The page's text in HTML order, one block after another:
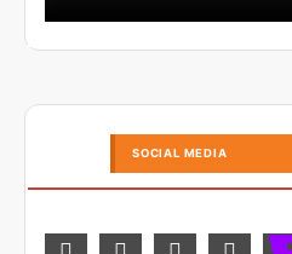
SOCIAL MEDIA